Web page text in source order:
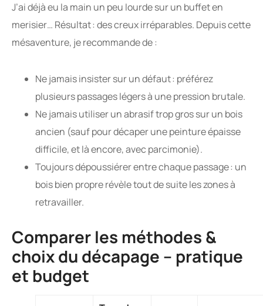
J’ai déjà eu la main un peu lourde sur un buffet en
merisier… Résultat : des creux irréparables. Depuis cette
mésaventure, je recommande de :
Ne jamais insister sur un défaut : préférez
plusieurs passages légers à une pression brutale.
Ne jamais utiliser un abrasif trop gros sur un bois
ancien (sauf pour décaper une peinture épaisse
difficile, et là encore, avec parcimonie).
Toujours dépoussiérer entre chaque passage : un
bois bien propre révèle tout de suite les zones à
retravailler.
Comparer les méthodes &
choix du décapage – pratique
et budget